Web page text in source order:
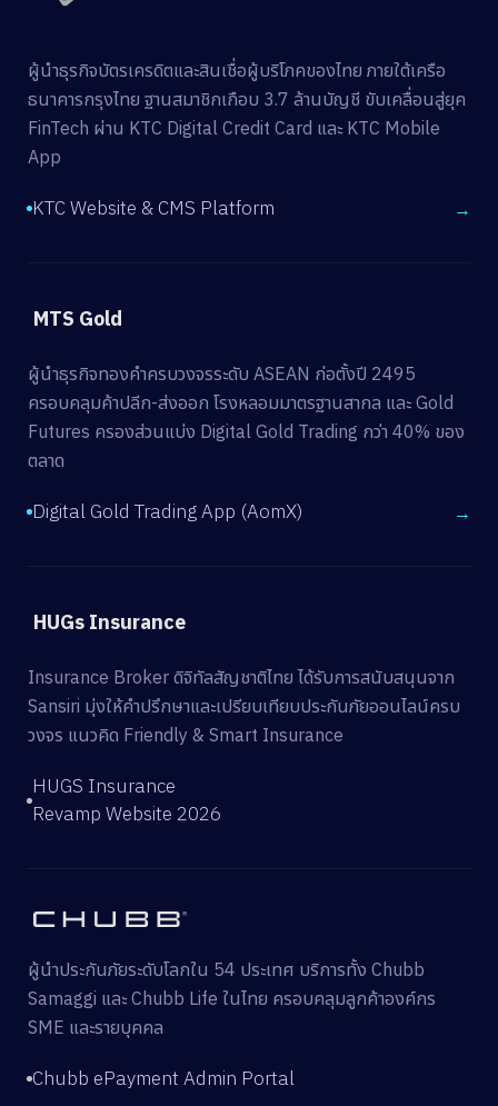
ผู้นำธุรกิจบัตรเครดิตและสินเชื่อผู้บริโภคของไทย ภายใต้เครือ
ธนาคารกรุงไทย ฐานสมาชิกเกือบ 3.7 ล้านบัญชี ขับเคลื่อนสู่ยุค
FinTech ผ่าน KTC Digital Credit Card และ KTC Mobile
App
KTC Website & CMS Platform →
MTS Gold
ผู้นำธุรกิจทองคำครบวงจรระดับ ASEAN ก่อตั้งปี 2495
ครอบคลุมค้าปลีก-ส่งออก โรงหลอมมาตรฐานสากล และ Gold
Futures ครองส่วนแบ่ง Digital Gold Trading กว่า 40% ของ
ตลาด
Digital Gold Trading App (AomX) →
HUGs Insurance
Insurance Broker ดิจิทัลสัญชาติไทย ได้รับการสนับสนุนจาก
Sansiri มุ่งให้คำปรึกษาและเปรียบเทียบประกันภัยออนไลน์ครบ
วงจร แนวคิด Friendly & Smart Insurance
HUGS Insurance
Revamp Website 2026
ผู้นำประกันภัยระดับโลกใน 54 ประเทศ บริการทั้ง Chubb
Samaggi และ Chubb Life ในไทย ครอบคลุมลูกค้าองค์กร
SME และรายบุคคล
Chubb ePayment Admin Portal